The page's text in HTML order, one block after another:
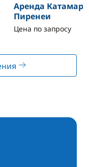
Аренда
Пиренеи
Цена по запросу